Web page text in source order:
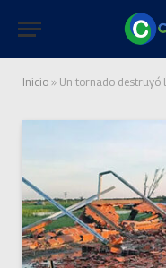
Inicio » Un tornado destruyó las